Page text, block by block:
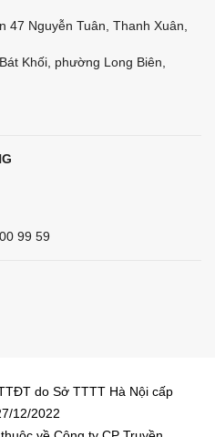
47 Nguyễn Tuân, Thanh Xuân,
Khối, phường Long Biên,
99 59
do Sở TTTT Hà Nội cấp
12/2022